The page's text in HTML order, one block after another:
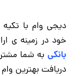
دیجی وام با
خود در زمینه ی
بانکی به شما
دریافت بهترین